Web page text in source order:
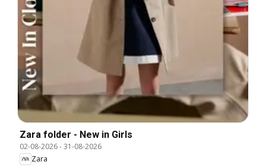
Zara folder - New in Girls
02-08-2026-31-08-2026
Zara